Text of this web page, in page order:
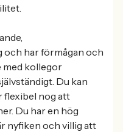
har förmågan och
med kollegor
Du kan
flexibel nog att
Du har en hög
nyfiken och villig att